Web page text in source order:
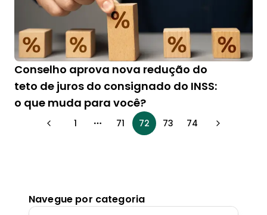
Conselho aprova nova redução do
teto de juros do consignado do INSS:
o que muda para você?
1 More pages
71 72 73 74
Navegue por categoria